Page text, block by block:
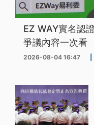
EZ WAY實名認
爭議內容一次看
2026-08-04 16:47